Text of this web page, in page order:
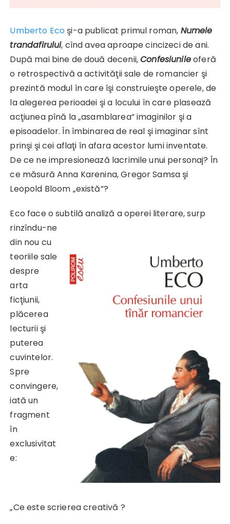
Umberto Eco şi-a publicat primul roman, Numele
trandafirului, cînd avea aproape cincizeci de ani.
După mai bine de două decenii,Confesiunileoferă
o retrospectivă a activităţii sale de romancier şi
prezintă modul în care îşi construieşte operele, de
la alegerea perioadei şi a locului în care plasează
acţiunea pînă la „asamblarea” imaginilor şi a
episoadelor. În îmbinarea de real şi imaginar sînt
prinşi şi cei aflaţi în afara acestor lumi inventate.
De ce ne impresionează lacrimile unui personaj? În
ce măsură Anna Karenina, Gregor Samsa şi
Leopold Bloom „există”?
Eco face o subtilă analiză a operei literare, surp
rinzîndu-ne
din nou cu
teoriile sale
despre
arta
ficţiunii,
plăcerea
lecturii şi
puterea
cuvintelor.
Spre
convingere,
iată un
fragment
în
exclusivitat
e:
„Ce este scrierea creativă ?